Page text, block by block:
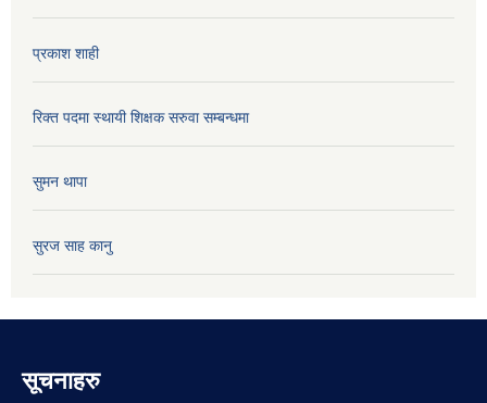
प्रकाश शाही
रिक्त पदमा स्थायी शिक्षक सरुवा सम्बन्धमा
सुमन थापा
सुरज साह कानु
सूचनाहरु